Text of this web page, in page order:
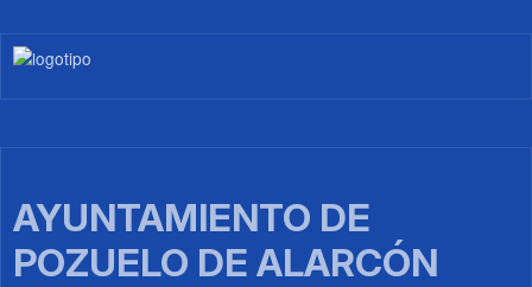
Imagen
AYUNTAMIENTO DE
POZUELO DE ALARCÓN